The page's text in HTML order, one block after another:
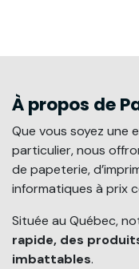
À propos de
Que vous soyez une
particulier, nous
de papeterie,
informatiques à prix
Située au Québec,
rapide, des
imbattables.